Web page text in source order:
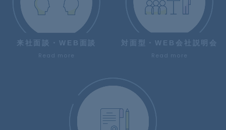
来社面談・WEB面談
Read more
対面型・WEB会社説明会
Read more